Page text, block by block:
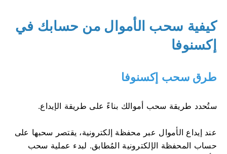
كيفية سحب الأموال من حسابك في
إكسنوفا
طرق سحب إكسنوفا
ستُحدد طريقة سحب أموالك بناءً على طريقة الإيداع.
عند إيداع الأموال عبر محفظة إلكترونية، يقتصر سحبها على
حساب المحفظة الإلكترونية المُطابق. لبدء عملية سحب